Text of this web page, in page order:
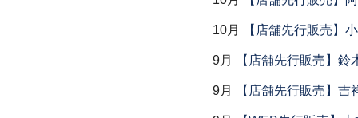
10月 【店舗先行販売】
9月 【店舗先行販売】
9月 【店舗先行販売】吉